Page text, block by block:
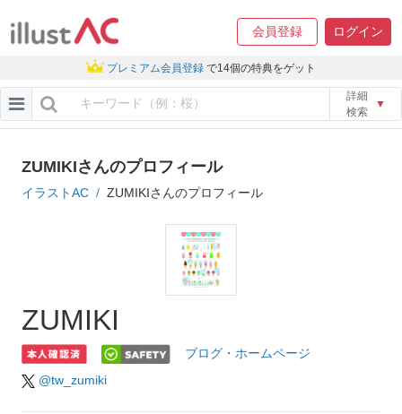
会員登録 ログイン
プレミアム会員登録 で14個の特典をゲット
詳細
検索
▼
ZUMIKIさんのプロフィール
イラストAC ZUMIKIさんのプロフィール
ZUMIKI
ブログ・ホームページ
@tw_zumiki